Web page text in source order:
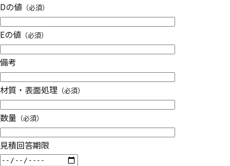
Dの値 （必須）
Eの値 （必須）
備考
材質・表面処理 （必須）
数量 （必須）
見積回答期限